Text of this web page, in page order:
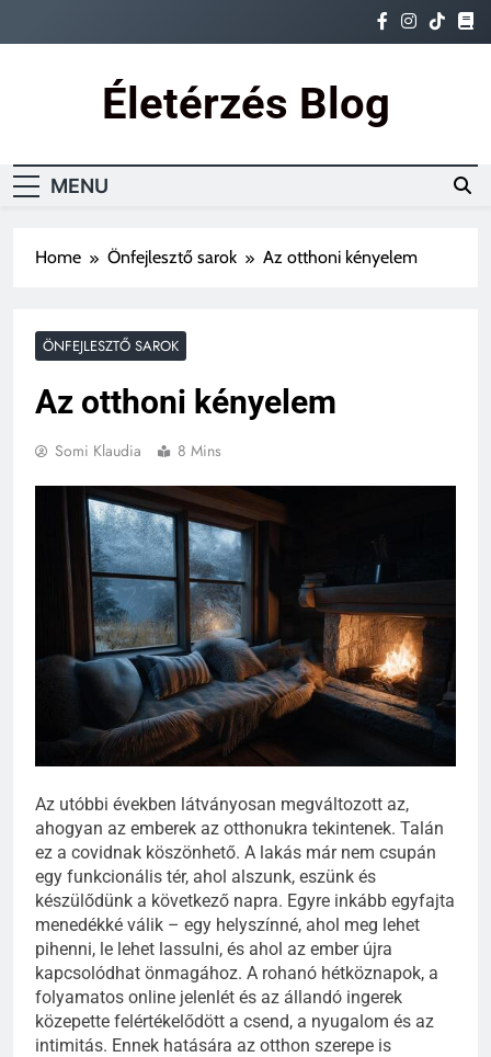
Életérzés Blog
MENU
Home Önfejlesztő sarok Az otthoni kényelem
ÖNFEJLESZTŐ SAROK
Az otthoni kényelem
Somi Klaudia 8 Mins
Az utóbbi években látványosan megváltozott az,
ahogyan az emberek az otthonukra tekintenek. Talán
ez a covidnak köszönhető. A lakás már nem csupán
egy funkcionális tér, ahol alszunk, eszünk és
készülődünk a következő napra. Egyre inkább egyfajta
menedékké válik – egy helyszínné, ahol meg lehet
pihenni, le lehet lassulni, és ahol az ember újra
kapcsolódhat önmagához. A rohanó hétköznapok, a
folyamatos online jelenlét és az állandó ingerek
közepette felértékelődött a csend, a nyugalom és az
intimitás. Ennek hatására az otthon szerepe is